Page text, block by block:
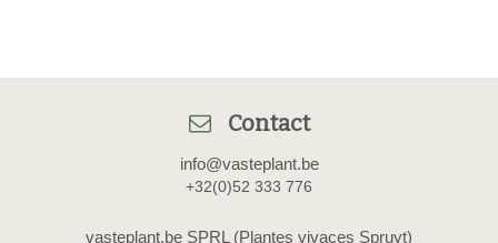
Contact
info@vasteplant.be
+32(0)52 333 776
vasteplant.be SPRL (Plantes vivaces Spruyt)